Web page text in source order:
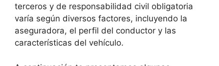
terceros y de responsabilidad civil obligatoria
varía según diversos factores, incluyendo la
aseguradora, el perfil del conductor y las
características del vehículo.